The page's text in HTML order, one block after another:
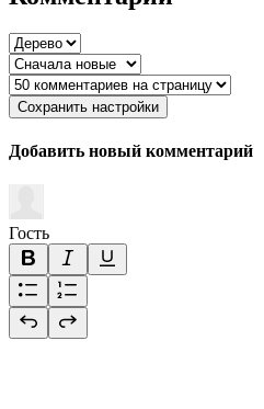
Сохранить настройки
Добавить новый комментарий
Гость